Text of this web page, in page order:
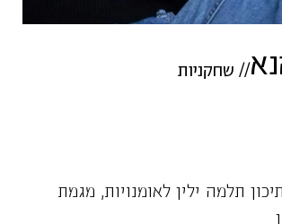
// שחקניות
תלמה ילין לאומנויות, מגמת